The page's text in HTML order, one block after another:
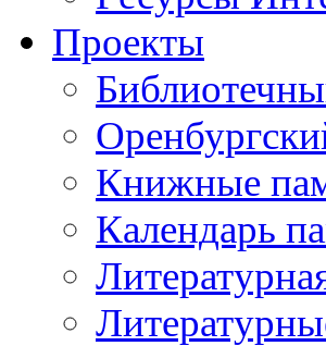
Проекты
Книжные
Календарь